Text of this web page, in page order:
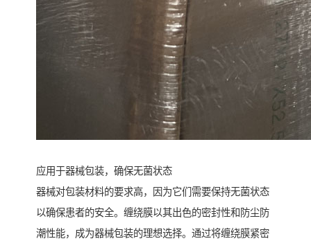
应用于器械包装，确保无菌状态
器械对包装材料的要求高，因为它们需要保持无菌状态
以确保患者的安全。缠绕膜以其出色的密封性和防尘防
潮性能，成为器械包装的理想选择。通过将缠绕膜紧密